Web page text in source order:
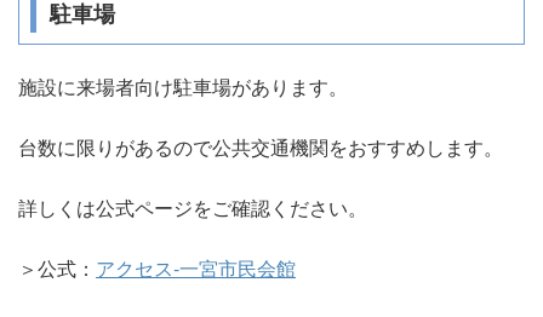
駐車場
施設に来場者向け駐車場があります。
台数に限りがあるので公共交通機関をおすすめします。
詳しくは公式ページをご確認ください。
＞公式： アクセス-一宮市民会館